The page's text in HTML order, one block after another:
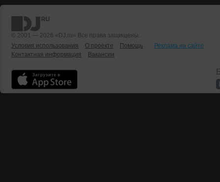
© 2001 — 2026 «DJ.ru» Все права защищены.
Условия использования
О проекте Помощь
Реклама на сайте
Контактная информация
Вакансии